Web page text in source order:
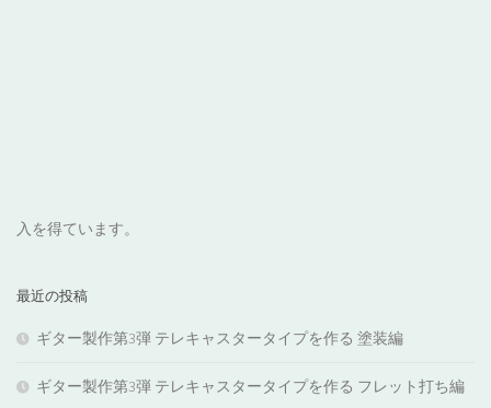
入を得ています。
最近の投稿
ギター製作第3弾 テレキャスタータイプを作る 塗装編
ギター製作第3弾 テレキャスタータイプを作る フレット打ち編